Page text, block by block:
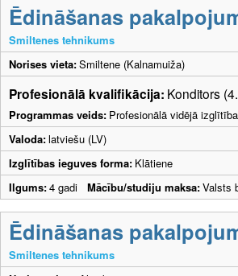
Ēdināšanas
Smiltenes tehnikums
Norises vieta:Smiltene (Kalnamuiža)
Profesionālā kvalifikācija: Konditors
Programmas veids: Profesionālā vidējā
Valoda:latviešu (LV)
Izglītības ieguves forma: Klātiene
Ilgums:4 gadi Mācību/studiju maksa:Valsts
Ēdināšanas
Smiltenes tehnikums